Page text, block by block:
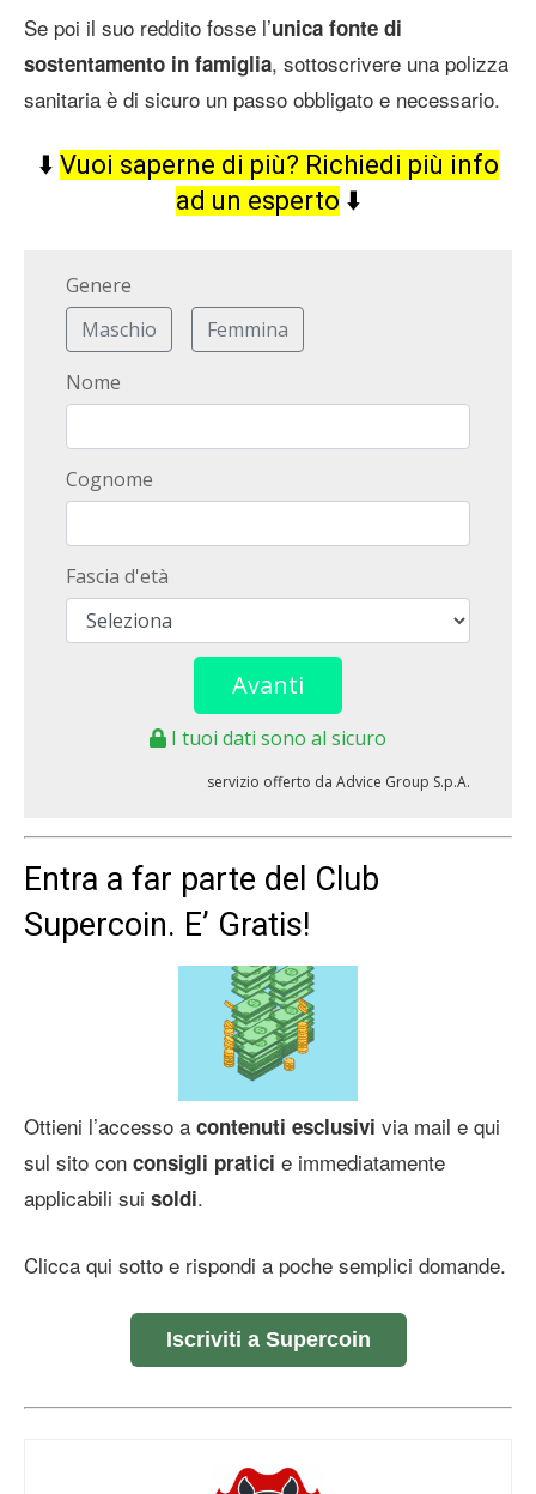
Se poi il suo reddito fosse l’unica fonte di
sostentamento in famiglia, sottoscrivere una polizza
sanitaria è di sicuro un passo obbligato e necessario.
⬇️ Vuoi saperne di più? Richiedi più info
ad un esperto ⬇️
Entra a far parte del Club
Supercoin. E’ Gratis!
Ottieni l’accesso a contenuti esclusivi via mail e qui
sul sito con consigli pratici e immediatamente
applicabili sui soldi.
Clicca qui sotto e rispondi a poche semplici domande.
Iscriviti a Supercoin